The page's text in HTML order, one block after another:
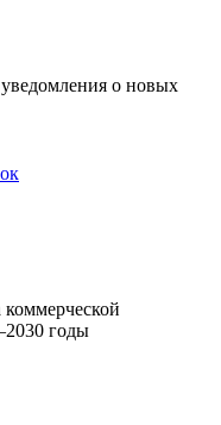
о новых
годы